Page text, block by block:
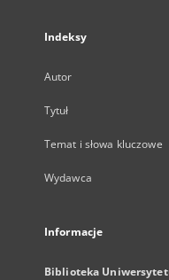
Indeksy
Autor
Tytuł
Temat i słowa kluczowe
Wydawca
Informacje
Biblioteka